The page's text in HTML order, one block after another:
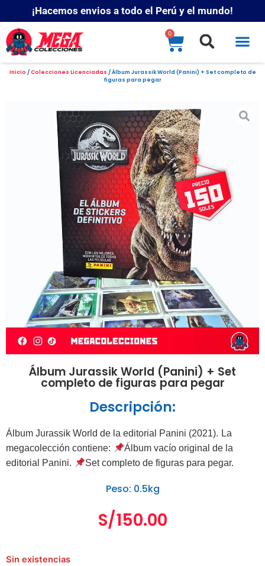
¡Hacemos envios a todo el Perú y el mundo!
0
Inicio /Colecciones Licenciadas / Álbum Jurassik World (Panini) + Set completo de
figuras para pegar
Álbum Jurassik World (Panini) + Set
completo de figuras para pegar
Descripción:
Álbum Jurassik World de la editorial Panini (2021). La
megacolección contiene:
Álbum vacío original de la
editorial Panini.
Set completo de figuras para pegar.
Peso: 0.5kg
S/150.00
Sin existencias